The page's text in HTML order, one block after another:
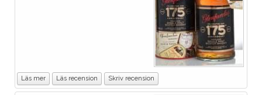
Läs mer Läs recension Skriv recension